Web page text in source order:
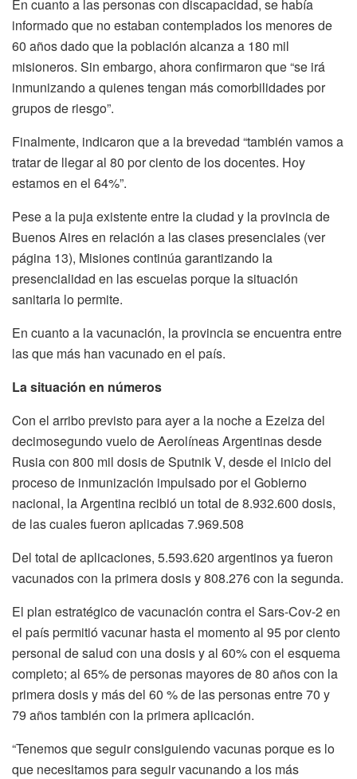
En cuanto a las personas con discapacidad, se había
informado que no estaban contemplados los menores de
60 años dado que la población alcanza a 180 mil
misioneros. Sin embargo, ahora confirmaron que “se irá
inmunizando a quienes tengan más comorbilidades por
grupos de riesgo”.
Finalmente, indicaron que a la brevedad “también vamos a
tratar de llegar al 80 por ciento de los docentes. Hoy
estamos en el 64%”.
Pese a la puja existente entre la ciudad y la provincia de
Buenos Aires en relación a las clases presenciales (ver
página 13), Misiones continúa garantizando la
presencialidad en las escuelas porque la situación
sanitaria lo permite.
En cuanto a la vacunación, la provincia se encuentra entre
las que más han vacunado en el país.
La situación en números
Con el arribo previsto para ayer a la noche a Ezeiza del
decimosegundo vuelo de Aerolíneas Argentinas desde
Rusia con 800 mil dosis de Sputnik V, desde el inicio del
proceso de inmunización impulsado por el Gobierno
nacional, la Argentina recibió un total de 8.932.600 dosis,
de las cuales fueron aplicadas 7.969.508
Del total de aplicaciones, 5.593.620 argentinos ya fueron
vacunados con la primera dosis y 808.276 con la segunda.
El plan estratégico de vacunación contra el Sars-Cov-2 en
el país permitió vacunar hasta el momento al 95 por ciento
personal de salud con una dosis y al 60% con el esquema
completo; al 65% de personas mayores de 80 años con la
primera dosis y más del 60 % de las personas entre 70 y
79 años también con la primera aplicación.
“Tenemos que seguir consiguiendo vacunas porque es lo
que necesitamos para seguir vacunando a los más